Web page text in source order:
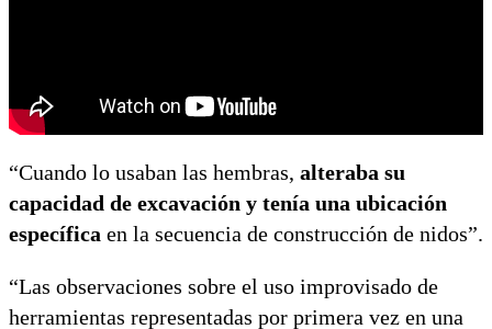
“Cuando lo usaban las hembras, alteraba su
capacidad de excavación y tenía una ubicación
específica en la secuencia de construcción de nidos”.
“Las observaciones sobre el uso improvisado de
herramientas representadas por primera vez en una